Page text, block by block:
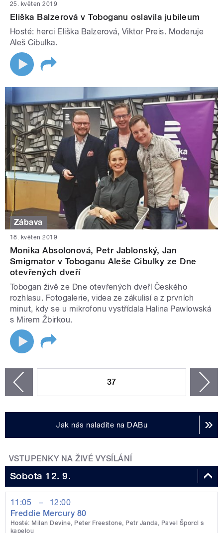
25. květen 2019
Eliška Balzerová v Toboganu oslavila jubileum
Hosté: herci Eliška Balzerová, Viktor Preis. Moderuje
Aleš Cibulka.
Zábava
18. květen 2019
Monika Absolonová, Petr Jablonský, Jan
Smigmator v Toboganu Aleše Cibulky ze Dne
otevřených dveří
Tobogan živě ze Dne otevřených dveří Českého
rozhlasu. Fotogalerie, videa ze zákulisí a z prvních
minut, kdy se u mikrofonu vystřídala Halina Pawlowská
s Mirem Žbirkou.
37
Jak nás naladíte na DABu
VSTUPENKY NA ŽIVÉ VYSÍLÁNÍ
Sobota 12. 9.
11:05 –
12:00
Freddie Mercury 80
Hosté: Milan Devine, Peter Freestone, Petr Janda, Pavel Šporcl s
kapelou